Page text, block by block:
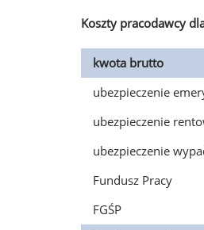
Koszty pracodawcy
kwota brutto
ubezpieczenie
ubezpieczenie
ubezpieczenie
Fundusz Pracy
FGŚP